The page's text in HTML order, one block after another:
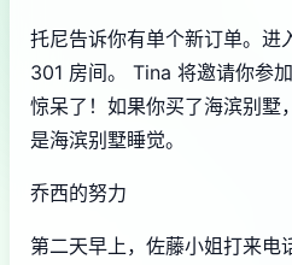
托尼告诉你有单个新订单。进
301 房间。 Tina 将邀请你参
惊呆了！如果你买了海滨别墅
是海滨别墅睡觉。
乔西的努力
第二天早上，佐藤小姐打来电